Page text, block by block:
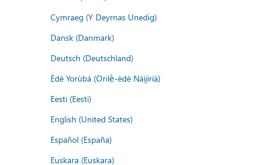
Cymraeg (Y Deyrnas Unedig)
Dansk (Danmark)
Deutsch (Deutschland)
Èdè Yorùbá (Orilẹ̀-èdè Nàìjíríà)
Eesti (Eesti)
English (United States)
Español (España)
Euskara (Euskara)